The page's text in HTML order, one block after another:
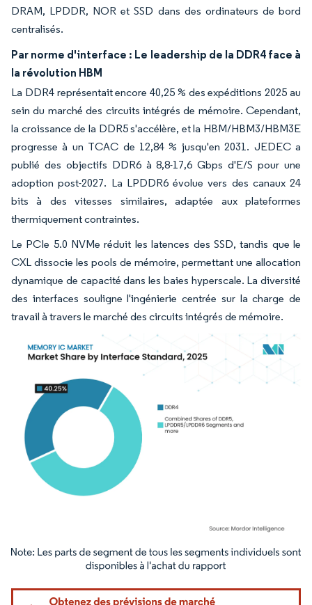
DRAM, LPDDR, NOR et SSD dans des ordinateurs de bord
centralisés.
Par norme d'interface : Le leadership de la DDR4 face à
la révolution HBM
La DDR4 représentait encore 40,25 % des expéditions 2025 au
sein du marché des circuits intégrés de mémoire. Cependant,
la croissance de la DDR5 s'accélère, et la HBM/HBM3/HBM3E
progresse à un TCAC de 12,84 % jusqu'en 2031. JEDEC a
publié des objectifs DDR6 à 8,8-17,6 Gbps d'E/S pour une
adoption post-2027. La LPDDR6 évolue vers des canaux 24
bits à des vitesses similaires, adaptée aux plateformes
thermiquement contraintes.
Le PCIe 5.0 NVMe réduit les latences des SSD, tandis que le
CXL dissocie les pools de mémoire, permettant une allocation
dynamique de capacité dans les baies hyperscale. La diversité
des interfaces souligne l'ingénierie centrée sur la charge de
travail à travers le marché des circuits intégrés de mémoire.
Image © Mordor Intelligence. La réutilisation nécessite une attribution sous CC BY